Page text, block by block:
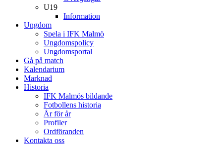
U19
Information
Ungdom
Spela i IFK Malmö
Ungdomspolicy
Ungdomsportal
Gå på match
Kalendarium
Marknad
Historia
IFK Malmös bildande
Fotbollens historia
År för år
Profiler
Ordföranden
Kontakta oss